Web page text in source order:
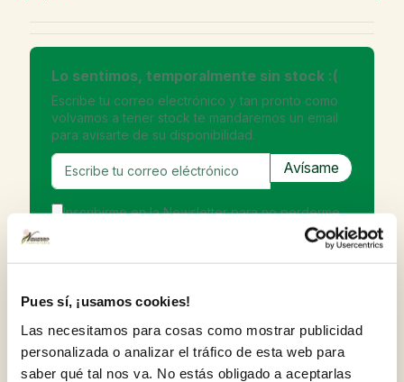
Pues sí, ¡usamos cookies!
Las necesitamos para cosas como mostrar publicidad
personalizada o analizar el tráfico de esta web para
saber qué tal nos va. No estás obligado a aceptarlas
Lo sentimos, temporalmente sin stock :(
Escribe tu correo electrónico y tan pronto como
volvamos a tener stock te mandaremos un email
para avisarte de su disponibilidad.
Inscribirme en la Newsletter para no perderme
Detalles del producto
Ramo de flores variadas en cono de plástico blanco, con
gladiolo, clavel, lilium y rosas. Medida estándar de los
conos de cementerio.